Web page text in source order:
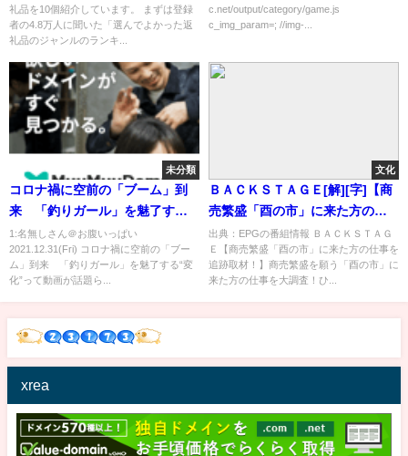
礼品を10個紹介しています。 まずは登録
者の4.8万人に聞いた「選んでよかった返
礼品のジャンルのランキ...
c.net/output/category/game.js
c_img_param=; //img-...
未分類
コロナ禍に空前の「ブーム」到
来 「釣りガール」を魅了す
る“変化”
1:名無しさん＠お腹いっぱい
2021.12.31(Fri) コロナ禍に空前の「ブー
ム」到来 「釣りガール」を魅了する“変
化”って動画が話題ら...
文化
ＢＡＣＫＳＴＡＧＥ[解][字]【商
売繁盛「酉の市」に来た方の仕
事を追跡取材！】…の番組内容
解析まとめ
出典：EPGの番組情報 ＢＡＣＫＳＴＡＧ
Ｅ【商売繁盛「酉の市」に来た方の仕事を
追跡取材！】商売繁盛を願う「酉の市」に
来た方の仕事を大調査！ひ...
xrea